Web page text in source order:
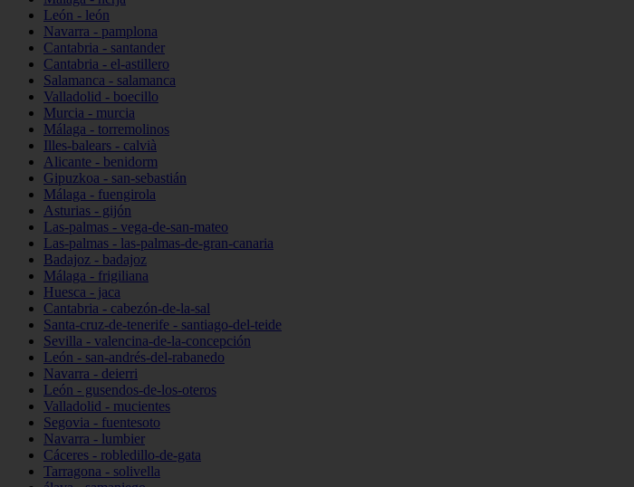
León - león
Navarra - pamplona
Cantabria - santander
Cantabria - el-astillero
Salamanca - salamanca
Valladolid - boecillo
Murcia - murcia
Málaga - torremolinos
Illes-balears - calvià
Alicante - benidorm
Gipuzkoa - san-sebastián
Málaga - fuengirola
Asturias - gijón
Las-palmas - vega-de-san-mateo
Las-palmas - las-palmas-de-gran-canaria
Badajoz - badajoz
Málaga - frigiliana
Huesca - jaca
Cantabria - cabezón-de-la-sal
Santa-cruz-de-tenerife - santiago-del-teide
Sevilla - valencina-de-la-concepción
León - san-andrés-del-rabanedo
Navarra - deierri
León - gusendos-de-los-oteros
Valladolid - mucientes
Segovia - fuentesoto
Navarra - lumbier
Cáceres - robledillo-de-gata
Tarragona - solivella